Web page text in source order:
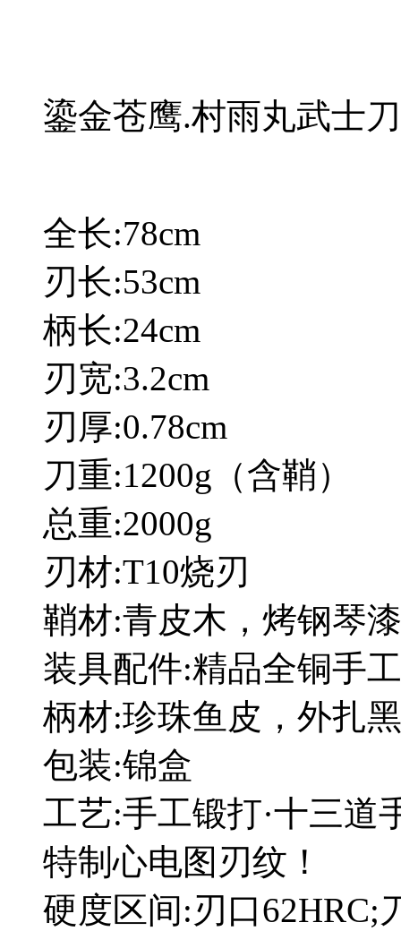
鎏金苍鹰.村雨丸武士
全长:78cm
刃长:53cm
柄长:24cm
刃宽:3.2cm
刃厚:0.78cm
刀重:1200g（含鞘）
总重:2000g
刃材:T10烧刃
鞘材:青皮木，烤钢琴
装具配件:精品全铜手
柄材:珍珠鱼皮，外扎
包装:锦盒
工艺:手工锻打·十三道
特制心电图刃纹！
硬度区间:刃口62HRC;